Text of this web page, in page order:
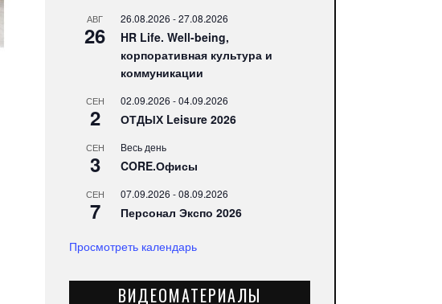
АВГ
26
26.08.2026 -27.08.2026
HR Life. Well-being,
корпоративная культура и
коммуникации
СЕН
2
02.09.2026 -04.09.2026
ОТДЫХ Leisure 2026
СЕН
3
Весь день
CORE.Офисы
СЕН
7
07.09.2026 -08.09.2026
Персонал Экспо 2026
Просмотреть календарь
ВИДЕОМАТЕРИАЛЫ